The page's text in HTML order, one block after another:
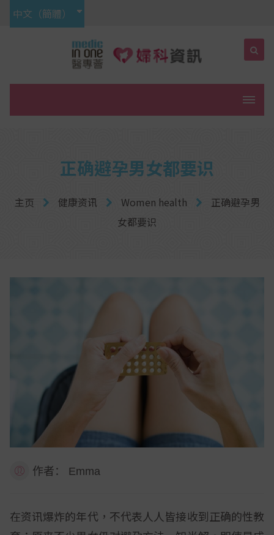
中文（簡體）
正确避孕男女都要识
主页 健康资讯 Women health
正确避孕男
女都要识
作者： Emma
在资讯爆炸的年代，不代表人人皆接收到正确的性教